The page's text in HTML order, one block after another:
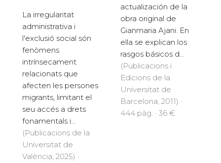
La irregularitat
administrativa i
l'exclusió social són
fenòmens
intrínsecament
relacionats que
afecten les persones
migrants, limitant el
seu accés a drets
fonamentals i...
(Publicacions de la
Universitat de
València, 2025) ·
actualización de la
obra original de
Gianmaria Ajani. En
ella se explican los
rasgos básicos d...
(Publicacions i
Edicions de la
Universitat de
Barcelona, 2011) ·
444 pàg. · 36 €